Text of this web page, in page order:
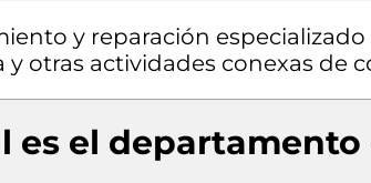
y reparación
y otras actividades conexas de
es el